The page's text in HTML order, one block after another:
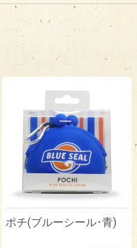
ポチ(ブルーシール･青)